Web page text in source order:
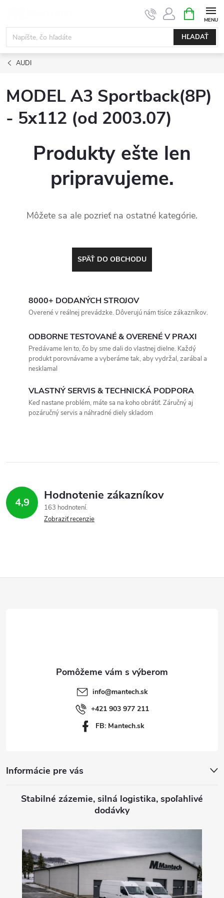
obsah
HĽADAŤ
KOŠÍK
AUDI
MODEL A3 Sportback(8P)
- 5x112 (od 2003.07)
Produkty ešte len
pripravujeme.
Môžete sa ale pozrieť na ostatné kategórie.
SPÄŤ DO OBCHODU
8000+ DODANÝCH STROJOV
Overené v reálnej prevádzke. Dôverujú nám tisíce zákazníkov.
ODBORNE TESTOVANÉ & OVERENÉ V PRAXI
Predávame len to, čo by sme dali do vlastnej dielne. Každý
produkt porovnávame a vyberáme tak, aby vydržal, zarábal a
nesklamal
VLASTNÝ SERVIS & TECHNICKÁ PODPORA
Keď nastane problém, máte sa na koho obrátiť. Záručný aj
pozáručný servis a náhradné diely skladom
4,9 Hodnotenie zákazníkov
163 hodnotení
Zobraziť recenzie
info@mantech.sk
+421 903 977 211
FB: Mantech.sk
Informácie pre vás
Stabilné zázemie, silná logistika, spoľahlivé
dodávky